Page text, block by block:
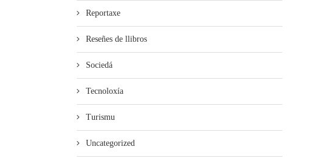
Reportaxe
Reseñes de llibros
Sociedá
Tecnoloxía
Turismu
Uncategorized